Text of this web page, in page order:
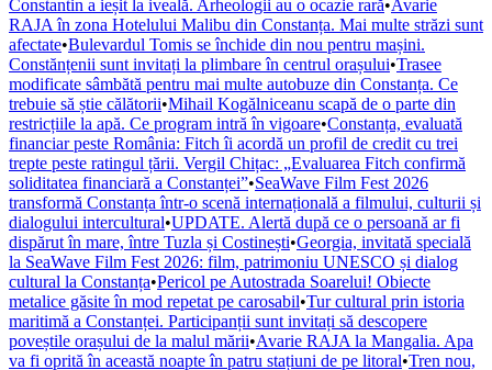
Constantin a ieșit la iveală. Arheologii au o ocazie rară•Avarie
RAJA în zona Hotelului Malibu din Constanța. Mai multe străzi sunt
afectate•Bulevardul Tomis se închide din nou pentru mașini.
Constănțenii sunt invitați la plimbare în centrul orașului•Trasee
modificate sâmbătă pentru mai multe autobuze din Constanța. Ce
trebuie să știe călătorii•Mihail Kogălniceanu scapă de o parte din
restricțiile la apă. Ce program intră în vigoare•Constanța, evaluată
financiar peste România: Fitch îi acordă un profil de credit cu trei
trepte peste ratingul țării. Vergil Chițac: „Evaluarea Fitch confirmă
soliditatea financiară a Constanței”•SeaWave Film Fest 2026
transformă Constanța într-o scenă internațională a filmului, culturii și
dialogului intercultural•UPDATE. Alertă după ce o persoană ar fi
dispărut în mare, între Tuzla și Costinești•Georgia, invitată specială
la SeaWave Film Fest 2026: film, patrimoniu UNESCO și dialog
cultural la Constanța•Pericol pe Autostrada Soarelui! Obiecte
metalice găsite în mod repetat pe carosabil•Tur cultural prin istoria
maritimă a Constanței. Participanții sunt invitați să descopere
poveștile orașului de la malul mării•Avarie RAJA la Mangalia. Apa
va fi oprită în această noapte în patru stațiuni de pe litoral•Tren nou,